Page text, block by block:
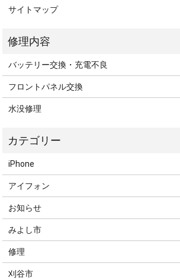
サイトマップ
バッテリー交換・充電不良
フロントパネル交換
水没修理
iPhone
アイフォン
お知らせ
みよし市
修理
刈谷市